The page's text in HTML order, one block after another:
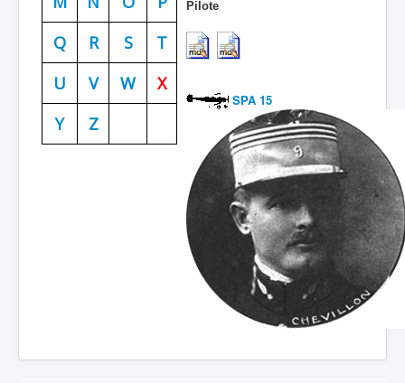
Doctrines
Batailles
Cahiers des As
Q
R S
T
U
V W
X
Y
Z
Pilote
SPA 15